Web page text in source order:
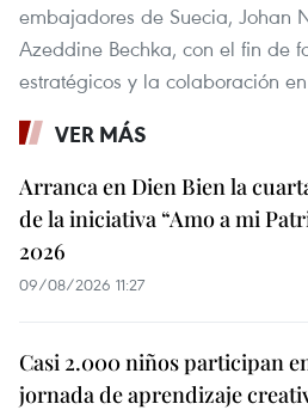
embajadores de Suecia, Johan
Azeddine Bechka, con el fin de
estratégicos y la colaboración
VER MÁS
Arranca en Dien Bien la
de la iniciativa “Amo a mi
2026
09/08/2026 11:27
Casi 2.000 niños participan
jornada de aprendizaje